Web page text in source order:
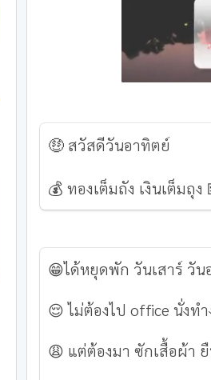
🤑 สวัสดีวันอาทิตย์
💰 ทองเต็มถัง เงินเต็มถุง
😁ได้หยุดพัก วันเสาร์ วัน
😌 ไม่ต้องไป office นั่งทำ
😩 แต่ต้องมา ซักเสื้อผ้า